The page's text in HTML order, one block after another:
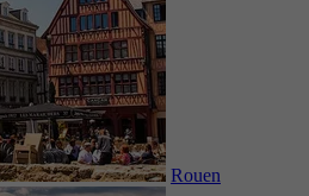
Rouen